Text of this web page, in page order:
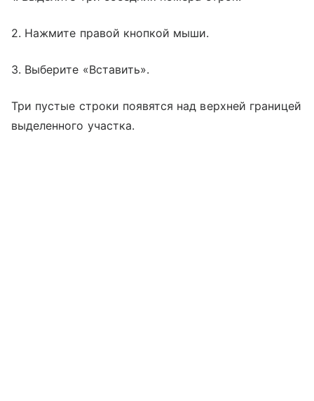
2. Нажмите правой кнопкой мыши.
3. Выберите «Вставить».
Три пустые строки появятся над верхней границей
выделенного участка.